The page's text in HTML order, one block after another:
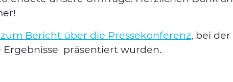
Bericht über die Pres­se­kon­fe­renz, bei der
Ergeb­nis­se prä­sen­tiert wur­den.